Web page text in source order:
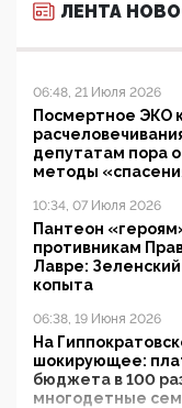
ЛЕНТА
06:48, 21 Июля 2026
Посмертное ЭКО
депутатам пора
методы
10:34, 07 Июля 2026
Пантеон
противникам
Лавре:
копыта
06:38, 19 Июня 2026
На
шокирующее:
бюджета в 100
многодетные